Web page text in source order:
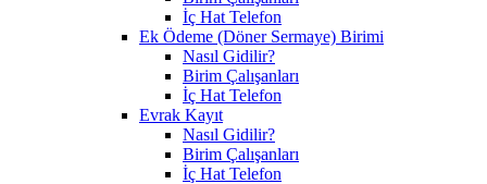
İç Hat Telefon
Ek Ödeme (Döner Sermaye) Birimi
Nasıl Gidilir?
Birim Çalışanları
İç Hat Telefon
Evrak Kayıt
Nasıl Gidilir?
Birim Çalışanları
İç Hat Telefon